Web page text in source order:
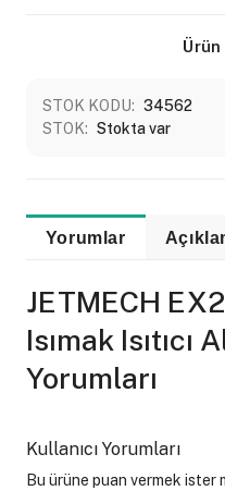
STOK KODU: 34562
STOK: Stokta var
Yorumlar
JETMECH
Isımak Isıtıcı
Yorumları
Kullanıcı Yorumları
Bu ürüne puan vermek ister